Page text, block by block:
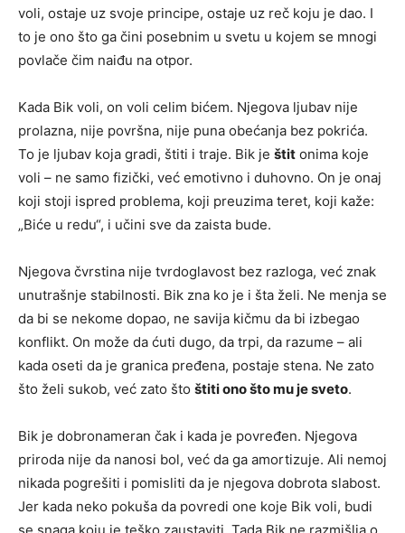
voli, ostaje uz svoje principe, ostaje uz reč koju je dao. I
to je ono što ga čini posebnim u svetu u kojem se mnogi
povlače čim naiđu na otpor.
Kada Bik voli, on voli celim bićem. Njegova ljubav nije
prolazna, nije površna, nije puna obećanja bez pokrića.
To je ljubav koja gradi, štiti i traje. Bik je štit onima koje
voli – ne samo fizički, već emotivno i duhovno. On je onaj
koji stoji ispred problema, koji preuzima teret, koji kaže:
„Biće u redu“, i učini sve da zaista bude.
Njegova čvrstina nije tvrdoglavost bez razloga, već znak
unutrašnje stabilnosti. Bik zna ko je i šta želi. Ne menja se
da bi se nekome dopao, ne savija kičmu da bi izbegao
konflikt. On može da ćuti dugo, da trpi, da razume – ali
kada oseti da je granica pređena, postaje stena. Ne zato
što želi sukob, već zato što štiti ono što mu je sveto.
Bik je dobronameran čak i kada je povređen. Njegova
priroda nije da nanosi bol, već da ga amortizuje. Ali nemoj
nikada pogrešiti i pomisliti da je njegova dobrota slabost.
Jer kada neko pokuša da povredi one koje Bik voli, budi